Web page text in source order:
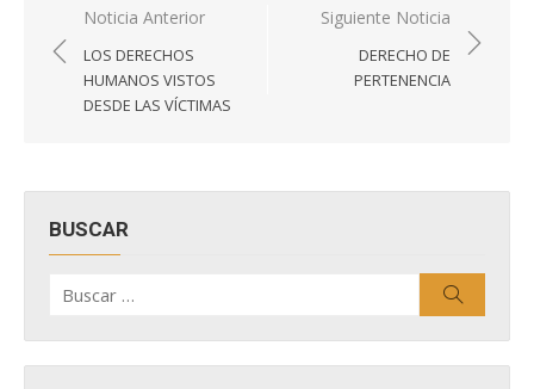
Navegación
de
entradas
Noticia Anterior
LOS DERECHOS
HUMANOS VISTOS
DESDE LAS VÍCTIMAS
Siguiente Noticia
DERECHO DE
PERTENENCIA
BUSCAR
por: